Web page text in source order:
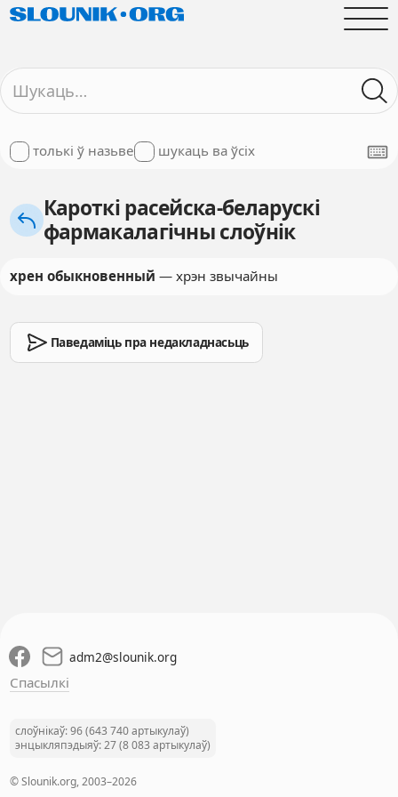
толькі ў назьве шукаць ва ўсіх
Кароткі расейска-беларускі
фармакалагічны слоўнік
хрен обыкновенный — хрэн звычайны
Паведаміць пра недакладнасьць
adm2@slounik.org
Спасылкі
слоўнікаў: 96 (643 740 артыкулаў)
энцыкляпэдыяў: 27 (8 083 артыкулаў)
© Slounik.org, 2003–2026